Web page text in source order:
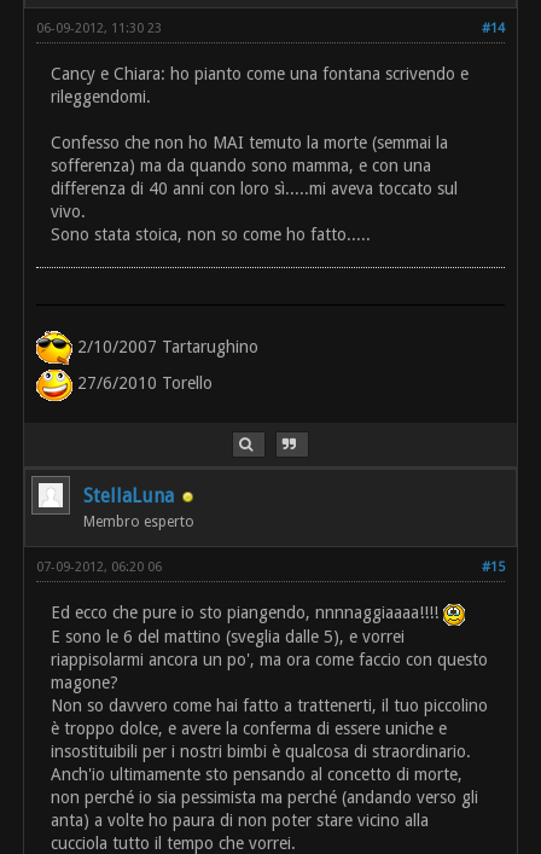
#14
06-09-2012, 11:30 23
Cancy e Chiara: ho pianto come una fontana scrivendo e
rileggendomi.
Confesso che non ho MAI temuto la morte (semmai la
sofferenza) ma da quando sono mamma, e con una
differenza di 40 anni con loro sì.....mi aveva toccato sul
vivo.
Sono stata stoica, non so come ho fatto.....
2/10/2007 Tartarughino
27/6/2010 Torello
StellaLuna
Membro esperto
#15
07-09-2012, 06:20 06
Ed ecco che pure io sto piangendo, nnnnaggiaaaa!!!!
E sono le 6 del mattino (sveglia dalle 5), e vorrei
riappisolarmi ancora un po', ma ora come faccio con questo
magone?
Non so davvero come hai fatto a trattenerti, il tuo piccolino
è troppo dolce, e avere la conferma di essere uniche e
insostituibili per i nostri bimbi è qualcosa di straordinario.
Anch'io ultimamente sto pensando al concetto di morte,
non perché io sia pessimista ma perché (andando verso gli
anta) a volte ho paura di non poter stare vicino alla
cucciola tutto il tempo che vorrei.